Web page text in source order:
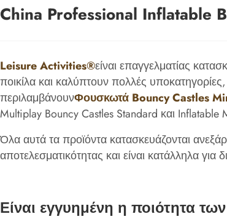
China Professional Inflatable
Leisure Activities®είναι επαγγελματίας
ποικίλα και καλύπτουν πολλές
περιλαμβάνουνΦουσκωτά Bouncy Castles
Multiplay Bouncy Castles Standard και Inflatable
Όλα αυτά τα προϊόντα κατασκευάζονται
αποτελεσματικότητας και είναι κατάλληλα
Είναι εγγυημένη η ποιότητα